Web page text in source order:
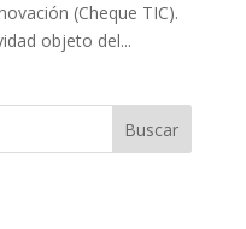
(Cheque TIC).
objeto del...